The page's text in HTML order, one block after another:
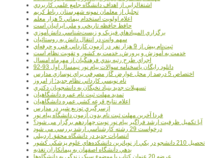
اشتغالزايي از اهداف دانشگاه جامع علمي کاربردي
تجليل از معلمان نمونه شهرستان رباط کريم
اعلام اولويت استخدام پيماني 5 هزار معلم
حافظ حافظه تاريخي و ملي ايرانيان است
برگزاري المپيادهاي فيزيک و زيست‌شناسي دانش‌آموزي
سهم وانت در انتقال دانش به روستائيان
ثبت‌نام بيش از 9 هزار نفر در آزمون کارداني فني و حرفه‌اي
خدمت به آموزش و پرورش، خدمت به کشور و تقويت نظام است
اجراي طرح رتبه بندي فرهنگيان از مهرماه امسال
دانلود رایگان پاسخنامه سوالات پیام نور نیمسال اول 93-92
اختصاص 5 درصد از محل عوارض گاز مصرفي براي نوسازي مدارس
نام نويسي کارداني نظام جديد؛ از امروز
تسهيلات جديد بنياد نخبگان به دانشجويان دکتري
تمديد مهلت ثبت نام عمره دانشگاهيان
اعلام نتايج قرعه کشي عمره دانشگاهيان
ازسرگيري توزيع شير در مدارس
فردا آخرین مهلت ثبت نام بدون آزمون دانشگاه پیام نور
آیا تکمیل ظرفیت ارشد فراگیر پیام نور نوبت چهاردهم برگزار می شود؟
درخواست 29 رشته کارشناسي ارشد بررسي مي شود
انتصابات جديد در دانشگاه محقق اردبيلي
تحصيل 210 دانشجو در يکي از نوپاترين دانشکده‌هاي علوم پزشکي کشور
بدهي دانشگاه اصفهان به پيمانکاران تغذيه
عرضه 20 عنوان کتاب با موضوع سبک زندگي به دانشگاه‌ها